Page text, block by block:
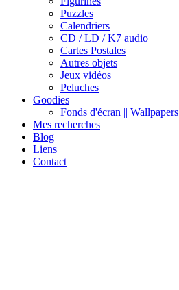
Puzzles
Calendriers
CD / LD / K7 audio
Cartes Postales
Autres objets
Jeux vidéos
Peluches
Goodies
Fonds d'écran || Wallpapers
Mes recherches
Blog
Liens
Contact